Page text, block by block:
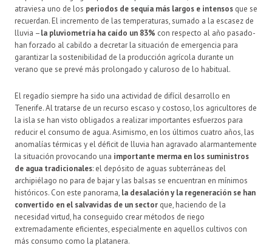
atraviesa uno de los periodos de sequía más largos e intensos que se
recuerdan. El incremento de las temperaturas, sumado a la escasez de
lluvia –la pluviometría ha caído un 83% con respecto al año pasado-
han forzado al cabildo a decretar la situación de emergencia para
garantizar la sostenibilidad de la producción agrícola durante un
verano que se prevé más prolongado y caluroso de lo habitual.
El regadío siempre ha sido una actividad de difícil desarrollo en
Tenerife. Al tratarse de un recurso escaso y costoso, los agricultores de
la isla se han visto obligados a realizar importantes esfuerzos para
reducir el consumo de agua. Asimismo, en los últimos cuatro años, las
anomalías térmicas y el déficit de lluvia han agravado alarmantemente
la situación provocando una importante merma en los suministros
de agua tradicionales: el depósito de aguas subterráneas del
archipiélago no para de bajar y las balsas se encuentran en mínimos
históricos. Con este panorama, la desalación y la regeneración se han
convertido en el salvavidas de un sector que, haciendo de la
necesidad virtud, ha conseguido crear métodos de riego
extremadamente eficientes, especialmente en aquellos cultivos con
más consumo como la platanera.